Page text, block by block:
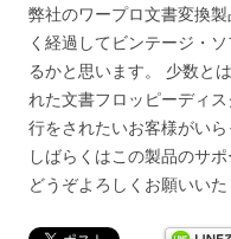
弊社のワープロ文書変換
く経過してビンテージ・
るかと思います。 少数と
れた文書フロッピーディ
行をされたいお客様がい
しばらくはこの製品のサ
どうぞよろしくお願いいた